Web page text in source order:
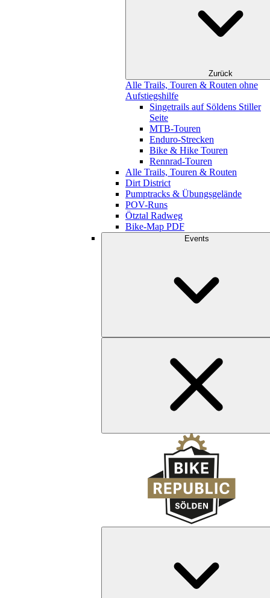
Zurück
Alle Trails, Touren & Routen ohne
Aufstiegshilfe
Singetrails auf Söldens Stiller
Seite
MTB-Touren
Enduro-Strecken
Bike & Hike Touren
Rennrad-Touren
Alle Trails, Touren & Routen
Dirt District
Pumptracks & Übungsgelände
POV-Runs
Ötztal Radweg
Bike-Map PDF
Events